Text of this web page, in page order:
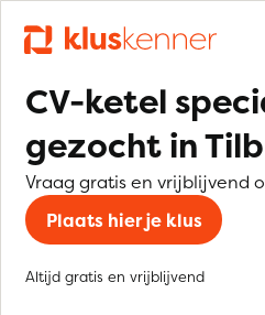
CV-ketel
gezocht in
Vraag gratis en vrijblijvend
Plaats hier je klus
Altijd gratis en vrijblijvend